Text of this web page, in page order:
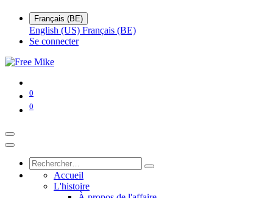
Français (BE)
English (US) Français (BE)
Se connecter
0
0
Accueil
L'histoire